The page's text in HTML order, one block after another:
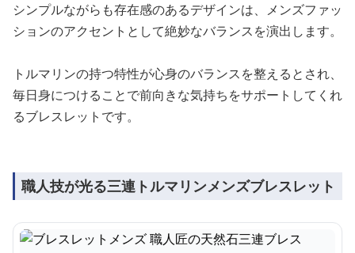
シンプルながらも存在感のあるデザインは、メンズファッ
ションのアクセントとして絶妙なバランスを演出します。
トルマリンの持つ特性が心身のバランスを整えるとされ、
毎日身につけることで前向きな気持ちをサポートしてくれ
るブレスレットです。
職人技が光る三連トルマリンメンズブレスレット